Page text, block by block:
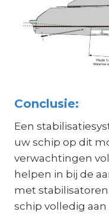
Conclusie:
Een
uw schip op dit
verwachtingen
helpen in bij de
met
schip volledig